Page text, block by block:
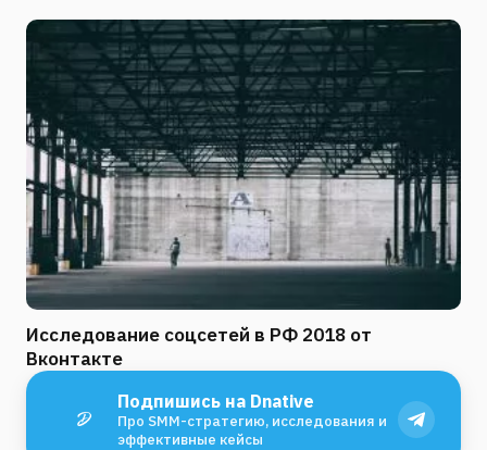
Исследование соцсетей в РФ 2018 от
Вконтакте
Подпишись на Dnative
Про SMM-стратегию, исследования и
эффективные кейсы